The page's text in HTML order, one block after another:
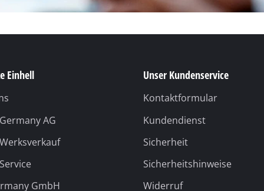
Einhell
AG
GmbH
Unser Kundenservice
Kontaktformular
Kundendienst
Sicherheit
Sicherheitshinweise
Widerruf